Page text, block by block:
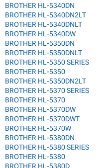
BROTHER HL-5340DN
BROTHER HL-5340DN2LT
BROTHER HL-5340DNLT
BROTHER HL-5340DW
BROTHER HL-5350DN
BROTHER HL-5350DNLT
BROTHER HL-5350 SERIES
BROTHER HL-5350
BROTHER HL-5350DN2LT
BROTHER HL-5370 SERIES
BROTHER HL-5370
BROTHER HL-5370DW
BROTHER HL-5370DWT
BROTHER HL-5370W
BROTHER HL-5380DN
BROTHER HL-5380 SERIES
BROTHER HL-5380
BROTHER HL-5380D